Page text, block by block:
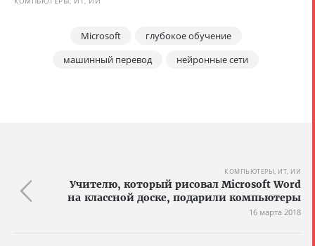
Microsoft
глубокое обучение
машинный перевод
нейронные сети
КОМПЬЮТЕРЫ, ИТ, ИИ
Учителю, который рисовал Microsoft Word
на классной доске, подарили компьютеры
16 марта 2018